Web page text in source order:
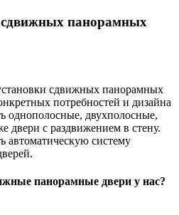
панорамных
сдвижных панорамных
потребностей и дизайна
двухполосные,
двери с раздвижением в стену.
автоматическую систему
панорамные двери у нас?